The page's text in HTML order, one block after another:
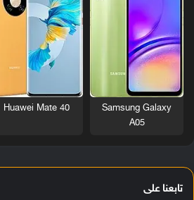
Samsung Galaxy
A05
Huawei Mate 40
تابعنا على